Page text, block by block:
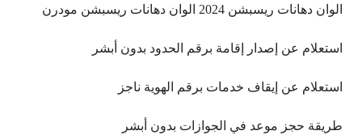
الوان دهانات ريسبشن 2024 الوان دهانات ريسبشن مودرن
استعلام عن إصدار إقامة برقم الحدود بدون أبشر
استعلام عن إيقاف خدمات برقم الهوية ناجز
طريقة حجز موعد في الجوازات بدون أبشر